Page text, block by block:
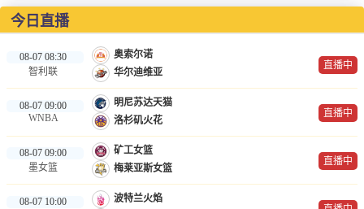
足球新闻
篮球新闻
体育词条
今日直播
08-07 08:30
智利联
奥索尔诺
华尔迪维亚
直播中
08-07 09:00
WNBA
明尼苏达天猫
洛杉矶火花
直播中
08-07 09:00
墨女篮
矿工女篮
梅莱亚斯女篮
直播中
08-07 10:00
波特兰火焰